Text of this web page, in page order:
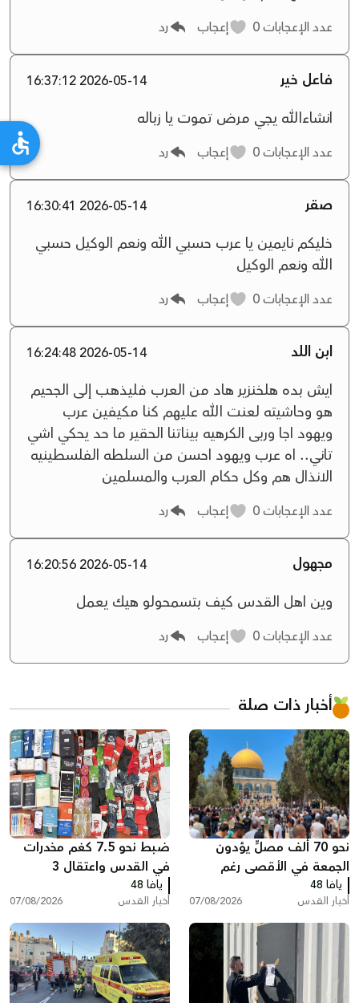
عدد الإعجابات إعجاب رد
فاعل خير 2026-05-14 16:37:12
انشاءالله يجي مرض تموت يا زباله
عدد الإعجابات إعجاب رد
صقر 2026-05-14 16:30:41
‏خليكم نايمين يا عرب حسبي الله ونعم الوكيل حسبي
الله ونعم الوكيل
عدد الإعجابات إعجاب رد
ابن اللد 2026-05-14 16:24:48
ايش بده هلخنزير هاد من العرب فليذهب إلى الجحيم
هو وحاشيته لعنت الله عليهم كنا مكيفين عرب
ويهود اجا وربى الكرهيه بيناتنا الحقير ما حد يحكي اشي
تاني.. اه عرب ويهود احسن من السلطه الفلسطينيه
الانذال هم وكل حكام العرب والمسلمين
عدد الإعجابات إعجاب رد
مجهول 2026-05-14 16:20:56
وين اهل القدس كيف بتسمحولو هيك يعمل
عدد الإعجابات إعجاب رد
أخبار ذات صلة
نحو 70 ألف مصلٍّ يؤدون
الجمعة في الأقصى رغم
القيود الإسرائيلية
يافا 48
أخبار القدس 07/08/2026
ضبط نحو 7.5 كغم مخدرات
في القدس واعتقال 3
مشتبهين
يافا 48
أخبار القدس 07/08/2026